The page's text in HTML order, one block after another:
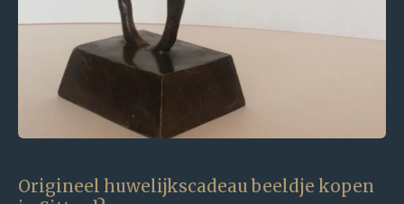
Origineel huwelijkscadeau beeldje kopen